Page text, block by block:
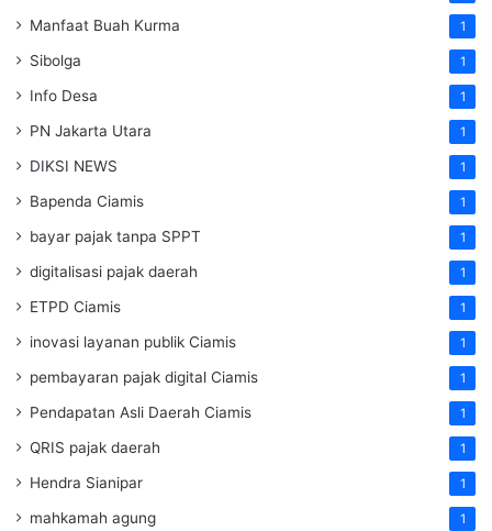
Manfaat Buah Kurma 1
Sibolga 1
Info Desa 1
PN Jakarta Utara 1
DIKSI NEWS 1
Bapenda Ciamis 1
bayar pajak tanpa SPPT 1
digitalisasi pajak daerah 1
ETPD Ciamis 1
inovasi layanan publik Ciamis 1
pembayaran pajak digital Ciamis 1
Pendapatan Asli Daerah Ciamis 1
QRIS pajak daerah 1
Hendra Sianipar 1
mahkamah agung 1